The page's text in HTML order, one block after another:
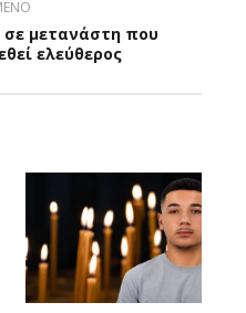
μετανάστη που
ελεύθερος